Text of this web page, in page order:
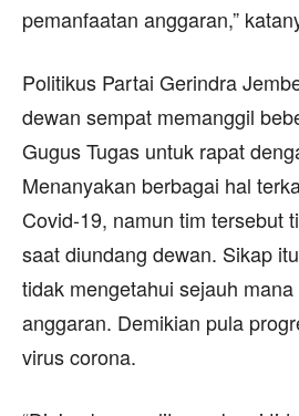
pemanfaatan anggaran,”
Politikus Partai Gerindra
dewan sempat memanggil
Gugus Tugas untuk rapat
Menanyakan berbagai hal
Covid-19, namun tim tersebut
saat diundang dewan. Sikap
tidak mengetahui sejauh
anggaran. Demikian pula
virus corona.